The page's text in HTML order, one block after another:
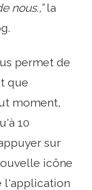
nous.,”la
permet de
que
moment,
10
sur
icône
l'application